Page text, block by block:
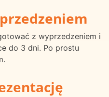
z wyprzedzeniem i
do 3 dni. Po prostu